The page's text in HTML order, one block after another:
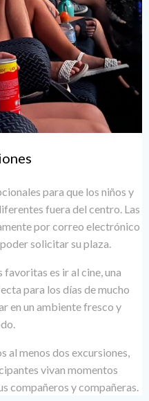
para que los niños y
fuera del centro. Las
por correo electrónico
solicitar su plaza.
favoritas es ir al cine, una
para los días de mucho
en un ambiente fresco y
al menos dos excursiones,
vivan momentos
compañeros y compañeras.